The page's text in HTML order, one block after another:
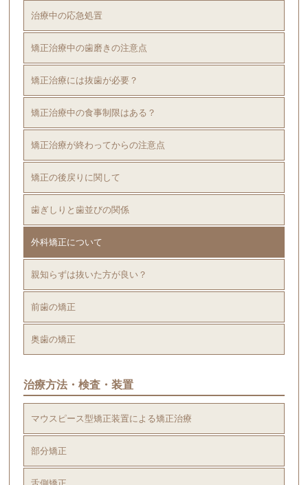
治療中の応急処置
矯正治療中の歯磨きの注意点
矯正治療には抜歯が必要？
矯正治療中の食事制限はある？
矯正治療が終わってからの注意点
矯正の後戻りに関して
歯ぎしりと歯並びの関係
外科矯正について
親知らずは抜いた方が良い？
前歯の矯正
奥歯の矯正
治療方法・検査・装置
マウスピース型矯正装置による矯正治療
部分矯正